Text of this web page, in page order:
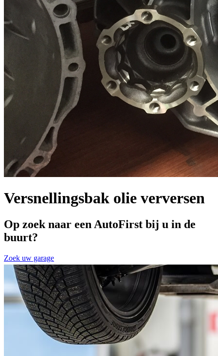
Versnellingsbak olie verversen
Op zoek naar een AutoFirst bij u in de
buurt?
Zoek uw garage